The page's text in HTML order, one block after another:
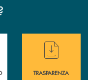
immediata ?
Hai bisogno di
TRASPARENZA